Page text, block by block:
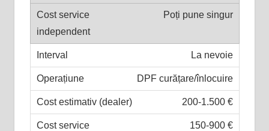
Poți pune singur
La nevoie
DPF curățare/înlocuire
200-1.500 €
150-900 €